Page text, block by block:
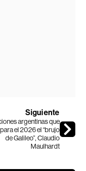
Siguiente
argentinas que
el 2026 el “brujo
de Galileo”, Claudio
Maulhardt